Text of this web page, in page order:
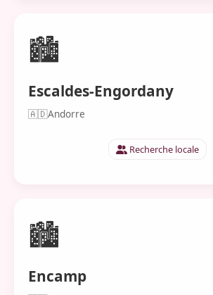
🏙️
Escaldes-Engordany
🇦🇩Andorre
Recherche locale
🏙️
Encamp